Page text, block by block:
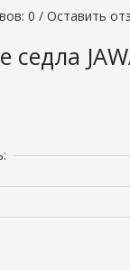
0 / Оставить
седла